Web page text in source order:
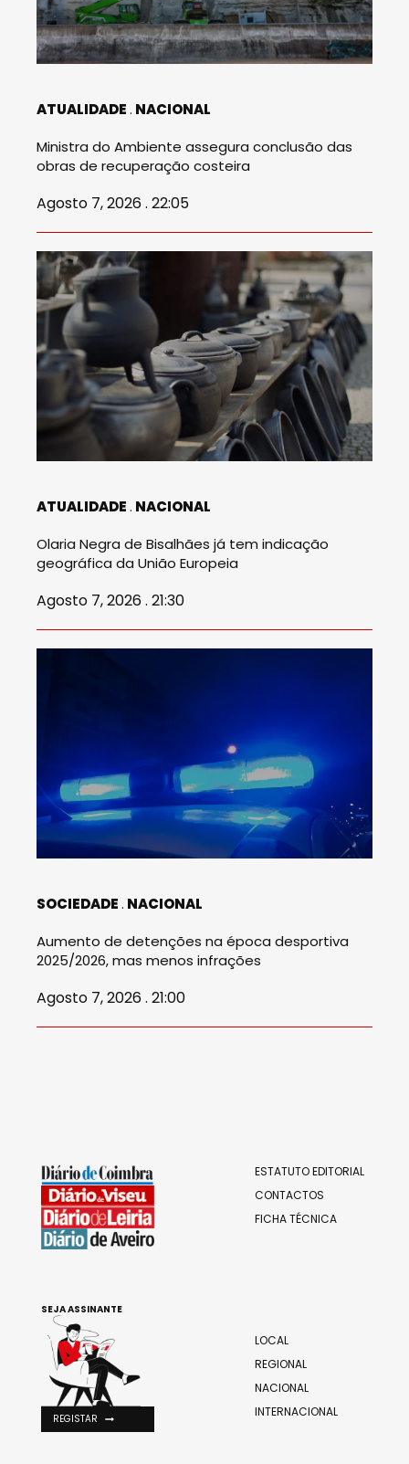
ATUALIDADE NACIONAL
Ministra do Ambiente assegura conclusão das
obras de recuperação costeira
Agosto 7, 2026 . 22:05
ATUALIDADE NACIONAL
Olaria Negra de Bisalhães já tem indicação
geográfica da União Europeia
Agosto 7, 2026 . 21:30
SOCIEDADE NACIONAL
Aumento de detenções na época desportiva
2025/2026, mas menos infrações
Agosto 7, 2026 . 21:00
ESTATUTO EDITORIAL
CONTACTOS
FICHA TÉCNICA
LOCAL
REGIONAL
NACIONAL
INTERNACIONAL
SEJA ASSINANTE
REGISTAR